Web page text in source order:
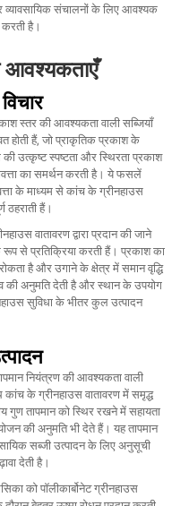
व्यावसायिक संचालनों के लिए आवश्यक
करती है।
आवश्यकताएँ
स्तर की आवश्यकता वाली सब्जियाँ
होती हैं, जो प्राकृतिक प्रकाश के
उत्कृष्ट स्पष्टता और स्थिरता प्रकाश
का समर्थन करती है। ये फसलें
के माध्यम से कांच के ग्रीनहाउस
हैं।
वातावरण द्वारा प्रदान की जाने
रूप से प्रतिक्रिया करती हैं। प्रकाश का
है और उगाने के क्षेत्र में समान वृद्धि
की अनुमति देती है और स्थान के उपयोग
सुविधा के भीतर कुल उत्पादन
नियंत्रण की आवश्यकता वाली
के ग्रीनहाउस वातावरण में समृद्ध
तापमान को स्थिर रखने में सहायता
की अनुमति भी देते हैं। यह तापमान
सब्जी उत्पादन के लिए अनुसूची
देती है।
को पॉलीकार्बोनेट ग्रीनहाउस